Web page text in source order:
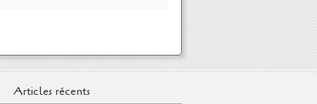
Articles récents